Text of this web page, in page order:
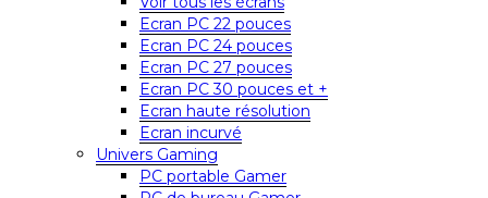
Ecran PC 22 pouces
Ecran PC 24 pouces
Ecran PC 27 pouces
Ecran PC 30 pouces et +
Ecran haute résolution
Ecran incurvé
Univers Gaming
PC portable Gamer